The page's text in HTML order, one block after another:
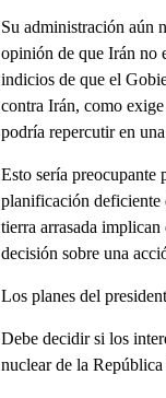
Su administración aún
opinión de que Irán no
indicios de que el
contra Irán, como
podría repercutir en
Esto sería preocupante
planificación deficiente
tierra arrasada
decisión sobre una
Los planes del
Debe decidir si los
nuclear de la